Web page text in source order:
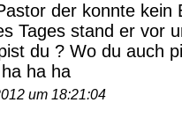
der konnte kein
Tages stand er vor
du ? Wo du auch
ha ha
um 18:21:04